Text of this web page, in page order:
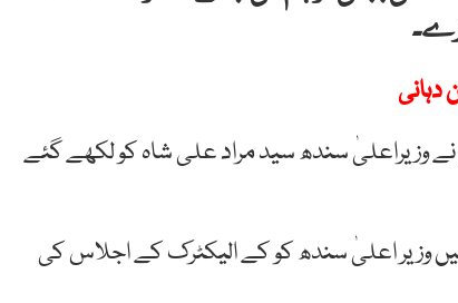
نے وزیراعلیٰ سندھ سید مراد علی شاہ کو لکھے گئے
وزیر اعلیٰ سندھ کو کے الیکٹرک کے اجلاس کی